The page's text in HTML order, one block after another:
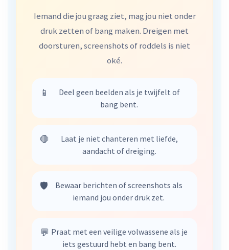
Iemand die jou graag ziet, mag jou niet onder
druk zetten of bang maken. Dreigen met
doorsturen, screenshots of roddels is niet
oké.
📱
Deel geen beelden als je twijfelt of
bang bent.
🛑
Laat je niet chanteren met liefde,
aandacht of dreiging.
🛡️
Bewaar berichten of screenshots als
iemand jou onder druk zet.
💬 Praat met een veilige volwassene als je
iets gestuurd hebt en bang bent.